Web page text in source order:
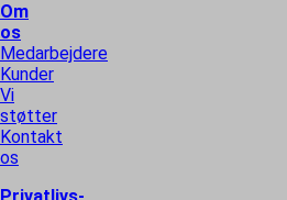
Om
os
Medarbejdere
Kunder
Vi
støtter
Kontakt
os